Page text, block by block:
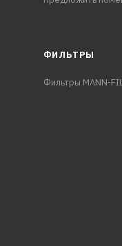
ФИЛЬТРЫ
Фильтры MANN-